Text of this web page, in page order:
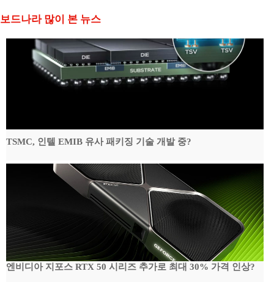
보드나라 많이 본 뉴스
TSMC, 인텔 EMIB 유사 패키징 기술 개발 중?
엔비디아 지포스 RTX 50 시리즈 추가로 최대 30% 가격 인상?